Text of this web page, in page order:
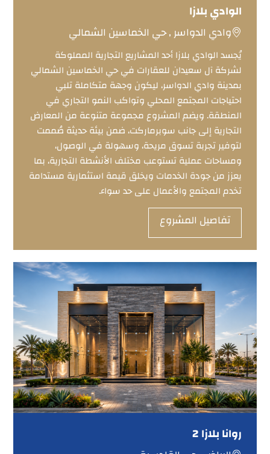
الوادي بلازا
وادي الدواسر , حي الخماسين الشمالي
يُجسد الوادي بلازا أحد المشاريع التجارية المملوكة
لشركة آل سعيدان للعقارات في حي الخماسين الشمالي
بمدينة وادي الدواسر، ليكون وجهة متكاملة تلبي
احتياجات المجتمع المحلي وتواكب النمو التجاري في
المنطقة. ويضم المشروع مجموعة متنوعة من المعارض
التجارية إلى جانب سوبرماركت، ضمن بيئة حديثة صُممت
لتوفير تجربة تسوق مريحة، وسهولة في الوصول،
ومساحات عملية تستوعب مختلف الأنشطة التجارية، بما
يعزز من جودة الخدمات ويخلق قيمة استثمارية مستدامة
تخدم المجتمع والأعمال على حد سواء.
تفاصيل المشروع
روانا بلازا 2